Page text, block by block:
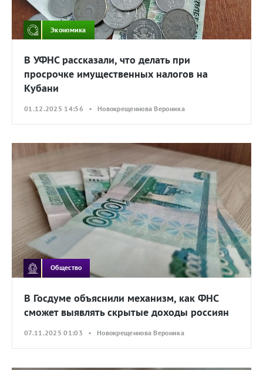
Экономика
В УФНС рассказали, что делать при
просрочке имущественных налогов на
Кубани
01.12.2025 14:56 • Новокрещеннова Вероника
Общество
В Госдуме объяснили механизм, как ФНС
сможет выявлять скрытые доходы россиян
07.11.2025 01:03 • Новокрещеннова Вероника